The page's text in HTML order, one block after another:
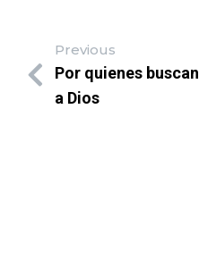
Previous
Por quienes buscan
a Dios